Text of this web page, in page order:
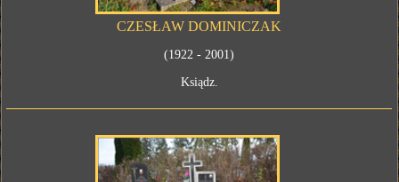
CZESŁAW DOMINICZAK
(1922 - 2001)
Ksiądz.